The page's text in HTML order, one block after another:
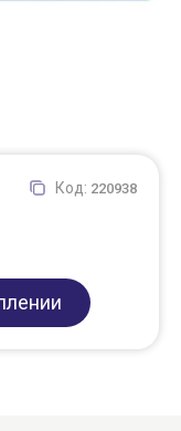
Код: 220938